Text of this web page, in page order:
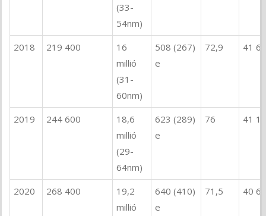
(33-
54nm)
2018 219 400
16
millió
(31-
60nm)
508 (267)
e
72,9 41
2019 244 600
18,6
millió
(29-
64nm)
623 (289)
e
76 41
2020 268 400
19,2
millió
640 (410)
e
71,5 40